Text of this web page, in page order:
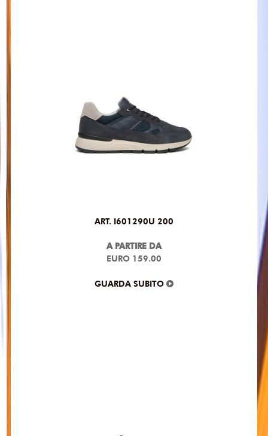
ART. I601290U 200
A PARTIRE DA
EURO 159.00
GUARDA SUBITO